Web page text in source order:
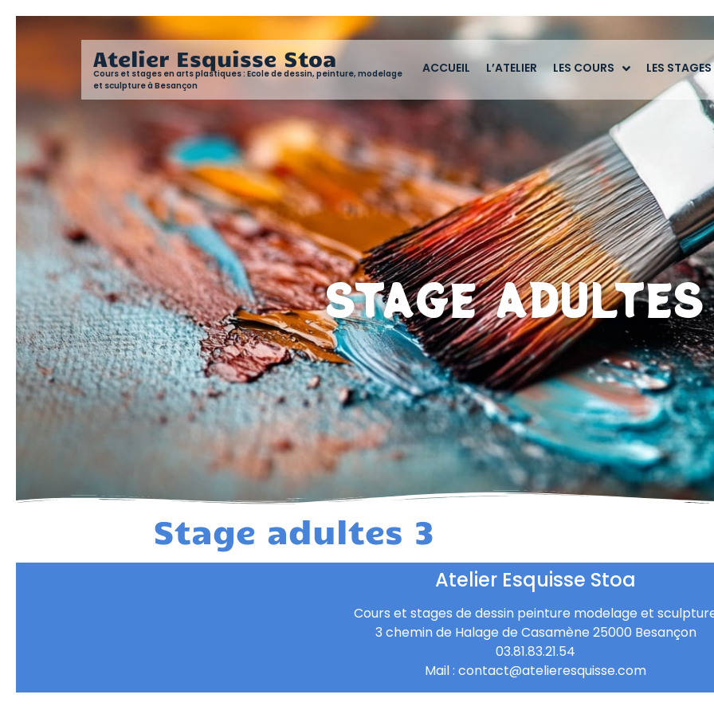
Atelier Esquisse Stoa
Cours et stages en arts plastiques : Ecole de dessin, peinture, modelage
et sculpture à Besançon
ACCUEIL L’ATELIER LES COURS LES STAGES
STAGE
Stage adultes 3
Atelier Esquisse Stoa
Cours et stages de dessin peinture modelage et
3 chemin de Halage de Casamène 25000 Besançon
03.81.83.21.54
Mail : contact@atelieresquisse.com